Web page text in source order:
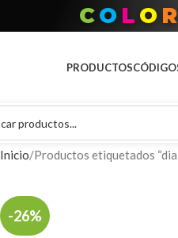
CO L O R
PRODUCTOS
Inicio Productos etiquetados “dia
-26%